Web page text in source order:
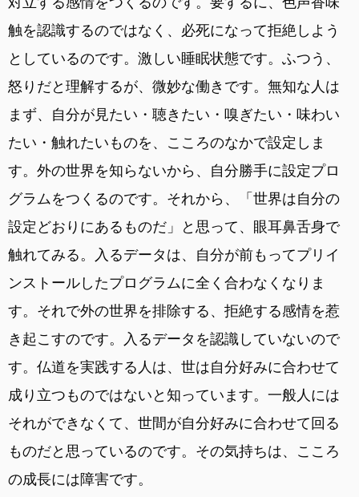
触を認識するのではなく、必死になって拒絶しよう
としているのです。激しい睡眠状態です。ふつう、
怒りだと理解するが、微妙な働きです。無知な人は
まず、自分が見たい・聴きたい・嗅ぎたい・味わい
たい・触れたいものを、こころのなかで設定しま
す。外の世界を知らないから、自分勝手に設定プロ
グラムをつくるのです。それから、「世界は自分の
設定どおりにあるものだ」と思って、眼耳鼻舌身で
触れてみる。入るデータは、自分が前もってプリイ
ンストールしたプログラムに全く合わなくなりま
す。それで外の世界を排除する、拒絶する感情を惹
き起こすのです。入るデータを認識していないので
す。仏道を実践する人は、世は自分好みに合わせて
成り立つものではないと知っています。一般人には
それができなくて、世間が自分好みに合わせて回る
ものだと思っているのです。その気持ちは、こころ
の成長には障害です。